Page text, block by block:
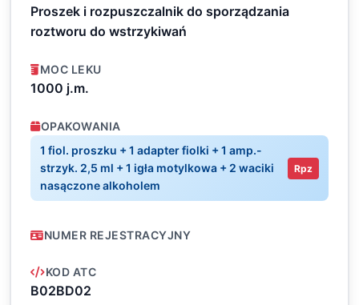
Proszek i rozpuszczalnik do sporządzania
roztworu do wstrzykiwań
MOC LEKU
1000 j.m.
OPAKOWANIA
1 fiol. proszku + 1 adapter fiolki + 1 amp.-
strzyk. 2,5 ml + 1 igła motylkowa + 2 waciki
nasączone alkoholem
Rpz
NUMER REJESTRACYJNY
KOD ATC
B02BD02